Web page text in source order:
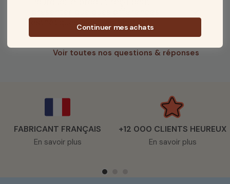
esthétiques avec les photos?
Voir toutes nos questions & réponses
FABRICANT FRANÇAIS
En savoir plus
+12 000 CLIENTS HEUREUX
En savoir plus
Continuer mes achats